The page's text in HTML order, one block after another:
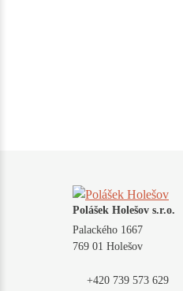
Polášek Holešov s.r.o.
Palackého 1667
769 01 Holešov
+420 739 573 629